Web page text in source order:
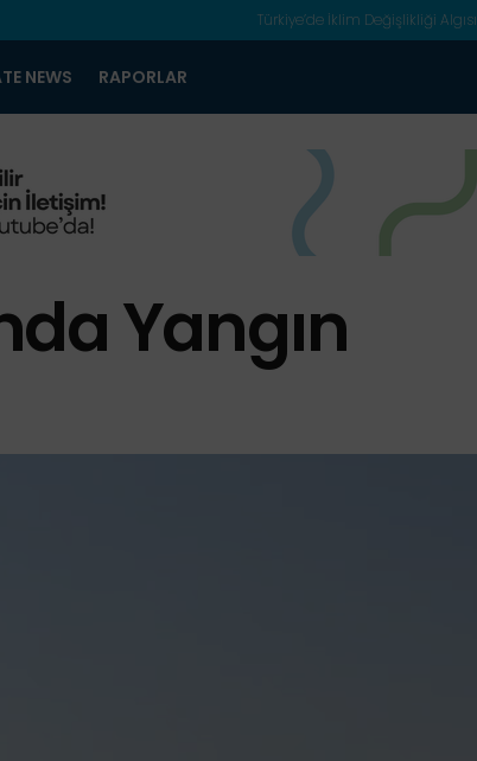
Türkiye’de İklim Değişlikliği Algısı
NEWS RAPORLAR
Yangın